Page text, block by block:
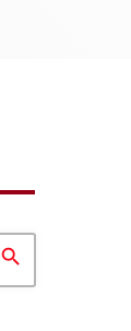
search